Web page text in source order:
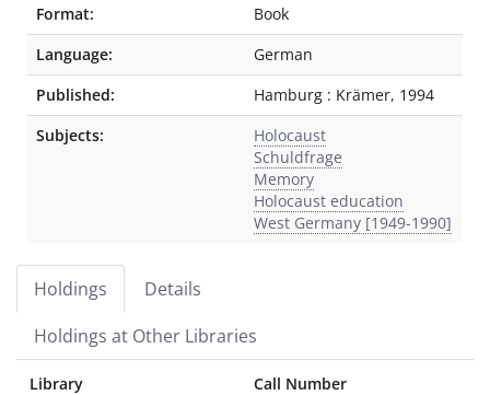
Format:
Book
Language:
German
Published:
Hamburg : Krämer, 1994
Subjects:
Holocaust
Schuldfrage
Memory
Holocaust education
West Germany [1949-1990]
Holdings
Details
Holdings at Other Libraries
Library
Call Number